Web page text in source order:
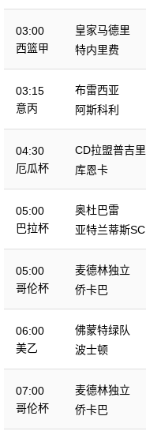
03:00
西篮甲
皇家马德里
特内里费
03:15
意丙
布雷西亚
阿斯科利
04:30
厄瓜杯
CD拉盟普吉里
库恩卡
05:00
巴拉杯
奥杜巴雷
亚特兰蒂斯SC
05:00
哥伦杯
麦德林独立
侨卡巴
06:00
美乙
佛蒙特绿队
波士顿
07:00
哥伦杯
麦德林独立
侨卡巴